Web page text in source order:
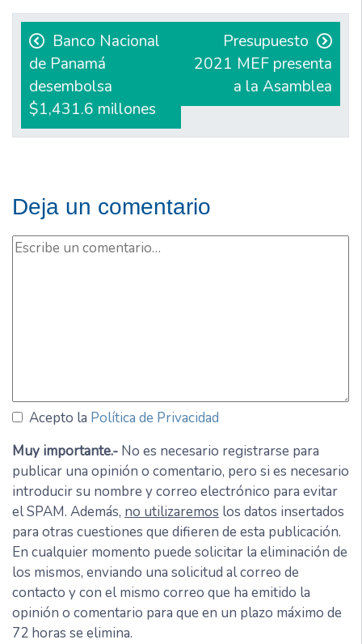
Navegación
de
entradas
Banco Nacional
de Panamá
desembolsa
$1,431.6 millones
Presupuesto
2021 MEF presenta
a la Asamblea
Deja un comentario
Acepto la Política de Privacidad
Muy importante.- No es necesario registrarse para
publicar una opinión o comentario, pero si es necesario
introducir su nombre y correo electrónico para evitar
el SPAM. Además, no utilizaremos los datos insertados
para otras cuestiones que difieren de esta publicación.
En cualquier momento puede solicitar la eliminación de
los mismos, enviando una solicitud al correo de
contacto y con el mismo correo que ha emitido la
opinión o comentario para que en un plazo máximo de
72 horas se elimina.